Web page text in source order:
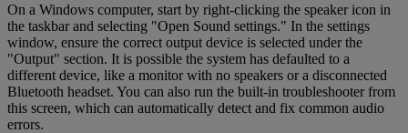
On a Windows computer, start by right-clicking the speaker icon in
the taskbar and selecting "Open Sound settings." In the settings
window, ensure the correct output device is selected under the
"Output" section. It is possible the system has defaulted to a
different device, like a monitor with no speakers or a disconnected
Bluetooth headset. You can also run the built-in troubleshooter from
this screen, which can automatically detect and fix common audio
errors.